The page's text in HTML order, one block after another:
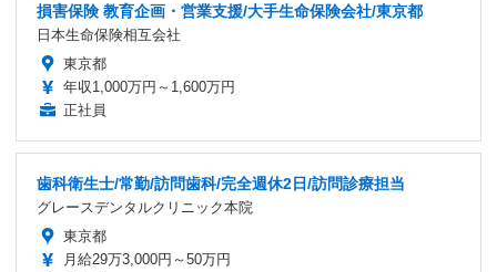
損害保険 教育企画・営業支援/大手生命保険会社/東京都
日本生命保険相互会社
東京都
年収1,000万円～1,600万円
正社員
歯科衛生士/常勤/訪問歯科/完全週休2日/訪問診療担当
グレースデンタルクリニック本院
東京都
月給29万3,000円～50万円